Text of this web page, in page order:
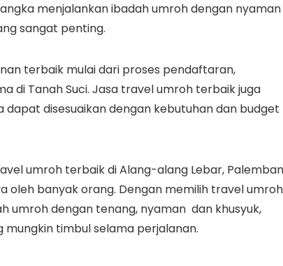
menjalankan ibadah umroh dengan nyaman
sangat penting.
terbaik mulai dari proses pendaftaran,
di Tanah Suci. Jasa travel umroh terbaik juga
disesuaikan dengan kebutuhan dan budget
umroh terbaik di Alang-alang Lebar,
oleh banyak orang. Dengan memilih travel umroh
umroh dengan tenang, nyaman dan khusyuk,
timbul selama perjalanan.